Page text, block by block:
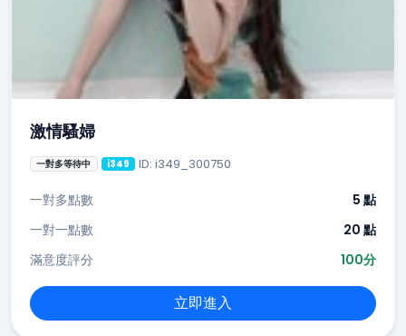
激情騷婦
一對多等待中 i349 ID: i349_300750
一對多點數
5 點
一對一點數
20 點
滿意度評分
100分
立即進入